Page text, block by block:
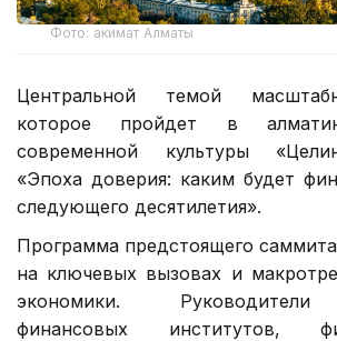
Фото: акимат Алматы
Центральной темой
которое пройдет в
современной культуры
«Эпоха доверия: каким будет
следующего десятилетия».
Программа предстоящего
на ключевых вызовах и
экономики.
финансовых институтов,